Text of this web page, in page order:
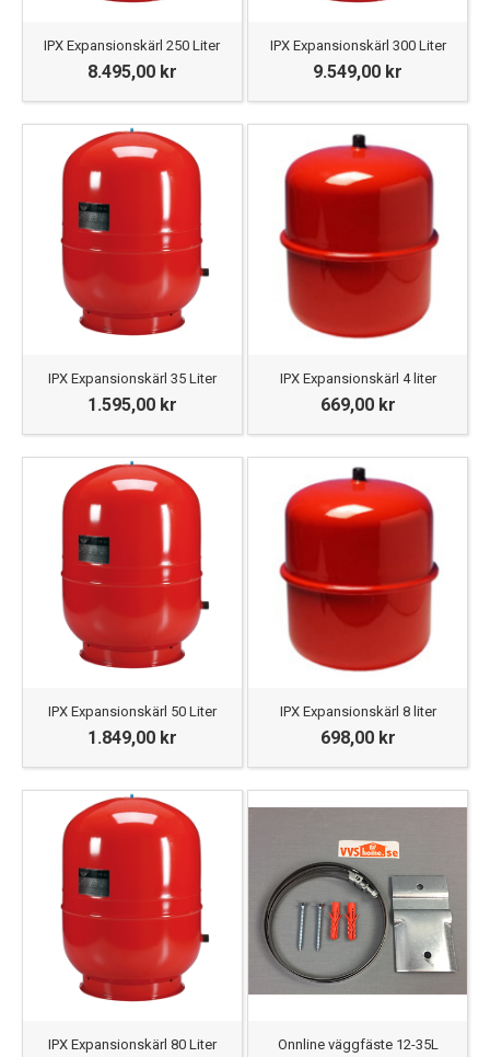
IPX Expansionskärl 250 Liter
8.495,00 kr
IPX Expansionskärl 300 Liter
9.549,00 kr
IPX Expansionskärl 35 Liter
1.595,00 kr
IPX Expansionskärl 4 liter
669,00 kr
IPX Expansionskärl 50 Liter
1.849,00 kr
IPX Expansionskärl 8 liter
698,00 kr
IPX Expansionskärl 80 Liter Onnline väggfäste 12-35L